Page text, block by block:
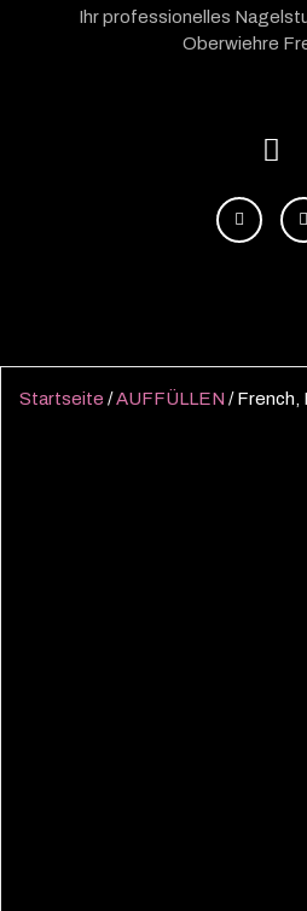
Ihr professionelles
Oberwiehre
Startseite /AUFFÜLLEN / French,